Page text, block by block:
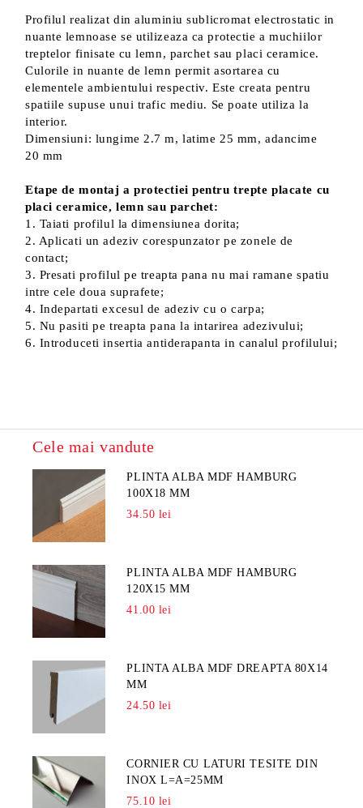
Profilul realizat din aluminiu sublicromat electrostatic in
nuante lemnoase se utilizeaza ca protectie a muchiilor
treptelor finisate cu lemn, parchet sau placi ceramice.
Culorile in nuante de lemn permit asortarea cu
elementele ambientului respectiv. Este creata pentru
spatiile supuse unui trafic mediu. Se poate utiliza la
interior.
Dimensiuni: lungime 2.7 m, latime 25 mm, adancime
20 mm
Etape de montaj a protectiei pentru trepte placate cu
placi ceramice, lemn sau parchet:
1. Taiati profilul la dimensiunea dorita;
2. Aplicati un adeziv corespunzator pe zonele de
contact;
3. Presati profilul pe treapta pana nu mai ramane spatiu
intre cele doua suprafete;
4. Indepartati excesul de adeziv cu o carpa;
5. Nu pasiti pe treapta pana la intarirea adezivului;
6. Introduceti insertia antiderapanta in canalul profilului;
Cele mai vandute
PLINTA ALBA MDF HAMBURG
100X18 MM
34.50 lei
PLINTA ALBA MDF HAMBURG
120X15 MM
41.00 lei
PLINTA ALBA MDF DREAPTA 80X14
MM
24.50 lei
CORNIER CU LATURI TESITE DIN
INOX L=A=25MM
75.10 lei